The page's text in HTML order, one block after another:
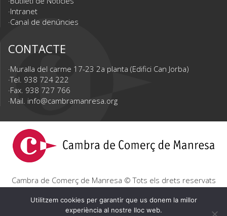
Intranet
Canal de denúncies
CONTACTE
Muralla del carme 17-23 2a planta (Edifici Can Jorba)
Tel. 938 724 222
Fax. 938 727 766
Mail. info@cambramanresa.org
Cambra de Comerç de Manresa © Tots els drets reservats
Avís Legal Política de privacitat Política de cookies
Utilitzem cookies per garantir que us donem la millor
experiència al nostre lloc web.